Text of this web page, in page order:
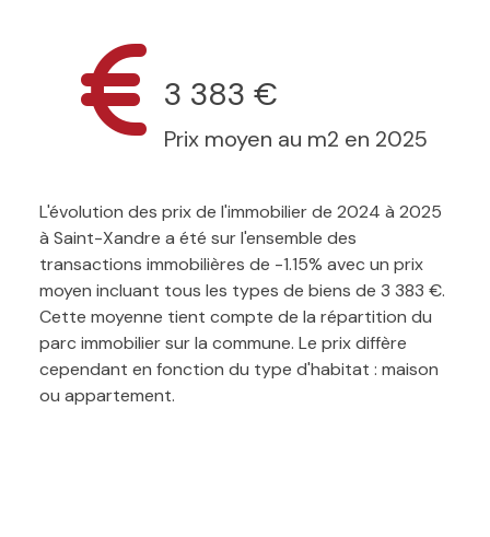
3 383 €
Prix moyen au m2 en 2025
L'évolution des prix de l'immobilier de 2024 à 2025
à Saint-Xandre a été sur l'ensemble des
transactions immobilières de -1.15% avec un prix
moyen incluant tous les types de biens de 3 383 €.
Cette moyenne tient compte de la répartition du
parc immobilier sur la commune. Le prix diffère
cependant en fonction du type d'habitat : maison
ou appartement.